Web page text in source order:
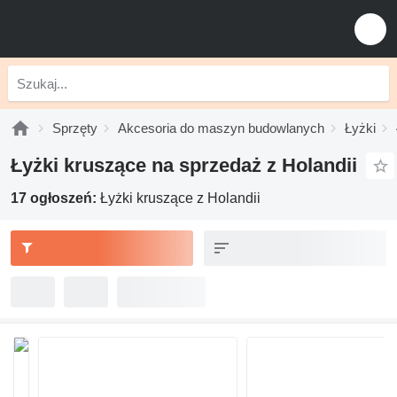
Sprzęty Akcesoria do maszyn budowlanych Łyżki
Łyżki kruszące na sprzedaż z Holandii
17 ogłoszeń: Łyżki kruszące z Holandii